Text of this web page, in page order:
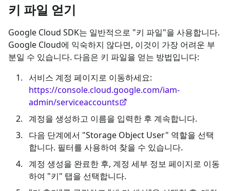
키 파일 얻기
Google Cloud SDK는 일반적으로 "키 파일"을 사용합니다.
Google Cloud에 익숙하지 않다면, 이것이 가장 어려운 부
분일 수 있습니다. 다음은 키 파일을 얻는 방법입니다:
서비스 계정 페이지로 이동하세요:
https://console.cloud.google.com/iam-
admin/serviceaccounts
계정을 생성하고 이름을 입력한 후 계속합니다.
다음 단계에서 "Storage Object User" 역할을 선택
합니다. 필터를 사용하여 찾을 수 있습니다.
계정 생성을 완료한 후, 계정 세부 정보 페이지로 이동
하여 "키" 탭을 선택합니다.